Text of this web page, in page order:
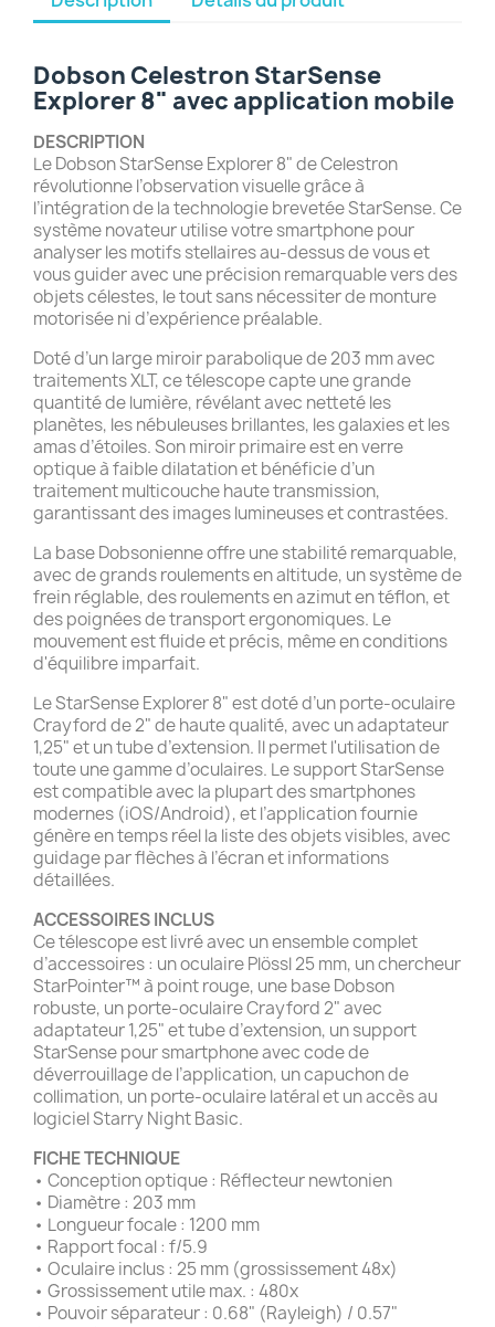
Dobson Celestron StarSense
Explorer 8" avec application mobile
DESCRIPTION
Le Dobson StarSense Explorer 8" de Celestron
révolutionne l’observation visuelle grâce à
l’intégration de la technologie brevetée StarSense. Ce
système novateur utilise votre smartphone pour
analyser les motifs stellaires au-dessus de vous et
vous guider avec une précision remarquable vers des
objets célestes, le tout sans nécessiter de monture
motorisée ni d’expérience préalable.
Doté d’un large miroir parabolique de 203 mm avec
traitements XLT, ce télescope capte une grande
quantité de lumière, révélant avec netteté les
planètes, les nébuleuses brillantes, les galaxies et les
amas d’étoiles. Son miroir primaire est en verre
optique à faible dilatation et bénéficie d’un
traitement multicouche haute transmission,
garantissant des images lumineuses et contrastées.
La base Dobsonienne offre une stabilité remarquable,
avec de grands roulements en altitude, un système de
frein réglable, des roulements en azimut en téflon, et
des poignées de transport ergonomiques. Le
mouvement est fluide et précis, même en conditions
d'équilibre imparfait.
Le StarSense Explorer 8" est doté d’un porte-oculaire
Crayford de 2" de haute qualité, avec un adaptateur
1,25" et un tube d’extension. Il permet l'utilisation de
toute une gamme d’oculaires. Le support StarSense
est compatible avec la plupart des smartphones
modernes (iOS/Android), et l’application fournie
génère en temps réel la liste des objets visibles, avec
guidage par flèches à l’écran et informations
détaillées.
ACCESSOIRES INCLUS
Ce télescope est livré avec un ensemble complet
d’accessoires : un oculaire Plössl 25 mm, un chercheur
StarPointer™ à point rouge, une base Dobson
robuste, un porte-oculaire Crayford 2" avec
adaptateur 1,25" et tube d’extension, un support
StarSense pour smartphone avec code de
déverrouillage de l’application, un capuchon de
collimation, un porte-oculaire latéral et un accès au
logiciel Starry Night Basic.
FICHE TECHNIQUE
• Conception optique : Réflecteur newtonien
• Diamètre : 203 mm
• Longueur focale : 1200 mm
• Rapport focal : f/5.9
• Oculaire inclus : 25 mm (grossissement 48x)
• Grossissement utile max. : 480x
• Pouvoir séparateur : 0.68" (Rayleigh) / 0.57"